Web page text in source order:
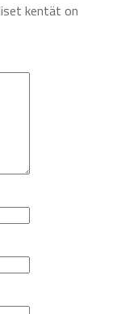
kentät on